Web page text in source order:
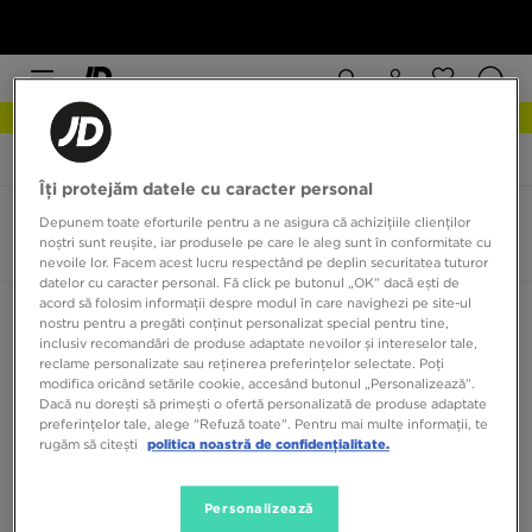
JD Sports Converse All Star Core
Converse All Star Core
0 produse
Sortează: Recomandate Filtrează
Niciun produs de afișat
Îți protejăm datele cu caracter personal
Depunem toate eforturile pentru a ne asigura că achizițiile clienților
noștri sunt reușite, iar produsele pe care le aleg sunt în conformitate cu
nevoile lor. Facem acest lucru respectând pe deplin securitatea tuturor
datelor cu caracter personal. Fă click pe butonul „OK” dacă ești de
acord să folosim informații despre modul în care navighezi pe site-ul
nostru pentru a pregăti conținut personalizat special pentru tine,
inclusiv recomandări de produse adaptate nevoilor și intereselor tale,
reclame personalizate sau reținerea preferințelor selectate. Poți
modifica oricând setările cookie, accesând butonul „Personalizează”.
Dacă nu dorești să primești o ofertă personalizată de produse adaptate
preferințelor tale, alege "Refuză toate". Pentru mai multe informații, te
rugăm să citești
politica noastră de confidențialitate.
Personalizează